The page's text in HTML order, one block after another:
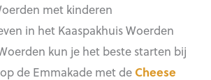
met kinderen
in het Kaaspakhuis Woerden
kun je het beste starten bij
de Emmakade met deCheese